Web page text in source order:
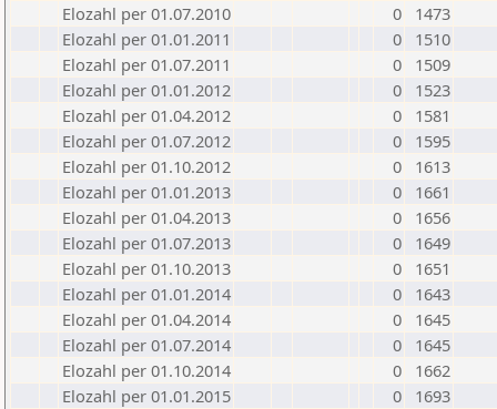
Elozahl per 01.07.2010
0
1473
Elozahl per 01.01.2011
0
1510
Elozahl per 01.07.2011
0
1509
Elozahl per 01.01.2012
0
1523
Elozahl per 01.04.2012
0
1581
Elozahl per 01.07.2012
0
1595
Elozahl per 01.10.2012
0
1613
Elozahl per 01.01.2013
0
1661
Elozahl per 01.04.2013
0
1656
Elozahl per 01.07.2013
0
1649
Elozahl per 01.10.2013
0
1651
Elozahl per 01.01.2014
0
1643
Elozahl per 01.04.2014
0
1645
Elozahl per 01.07.2014
0
1645
Elozahl per 01.10.2014
0
1662
Elozahl per 01.01.2015
0
1693